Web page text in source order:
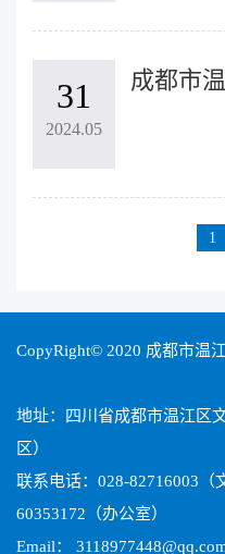
31
2024.05
1
CopyRight© 2020 成都市温
地址：四川省成都市温江区
区）
联系电话：028-82716003（
60353172（办公室）
Email：